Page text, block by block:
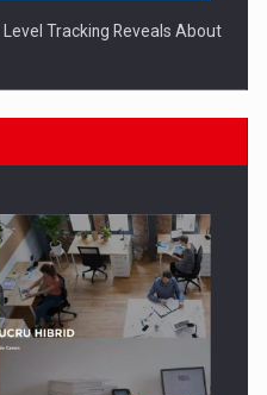
Tracking Reveals About
nu se supun noilor